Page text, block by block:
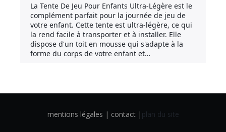
La Tente De Jeu Pour Enfants Ultra-Légère est le
complément parfait pour la journée de jeu de
votre enfant. Cette tente est ultra-légère, ce qui
la rend facile à transporter et à installer. Elle
dispose d'un toit en mousse qui s'adapte à la
forme du corps de votre enfant et…
mentions légales | contact | plan du site